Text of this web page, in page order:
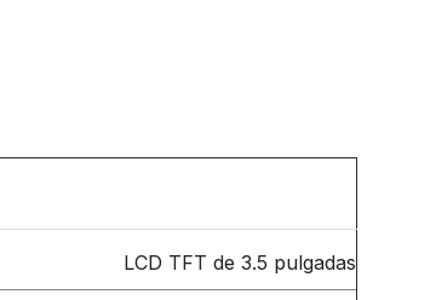
LCD TFT de 3.5 pulgadas